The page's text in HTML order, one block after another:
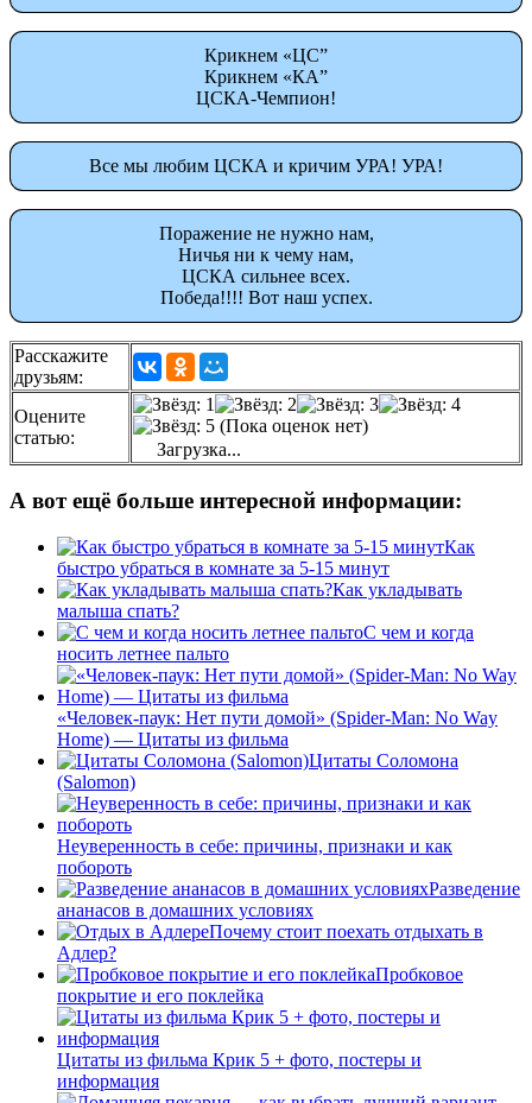
Крикнем «ЦС”
Крикнем «КА”
ЦСКА-Чемпион!
Все мы любим ЦСКА и кричим УРА! УРА!
Поражение не нужно нам,
Ничья ни к чему нам,
ЦСКА сильнее всех.
Победа!!!! Вот наш успех.
Расскажите
друзьям:
Оцените
статью:
(Пока оценок нет)
Загрузка...
А вот ещё больше интересной информации:
Как
быстро убраться в комнате за 5-15 минут
Как укладывать
малыша спать?
С чем и когда
носить летнее пальто
«Человек-паук: Нет пути домой» (Spider-Man: No Way
Home) — Цитаты из фильма
Цитаты Соломона
(Salomon)
Неуверенность в себе: причины, признаки и как
побороть
Разведение
ананасов в домашних условиях
Почему стоит поехать отдыхать в
Адлер?
Пробковое
покрытие и его поклейка
Цитаты из фильма Крик 5 + фото, постеры и
информация